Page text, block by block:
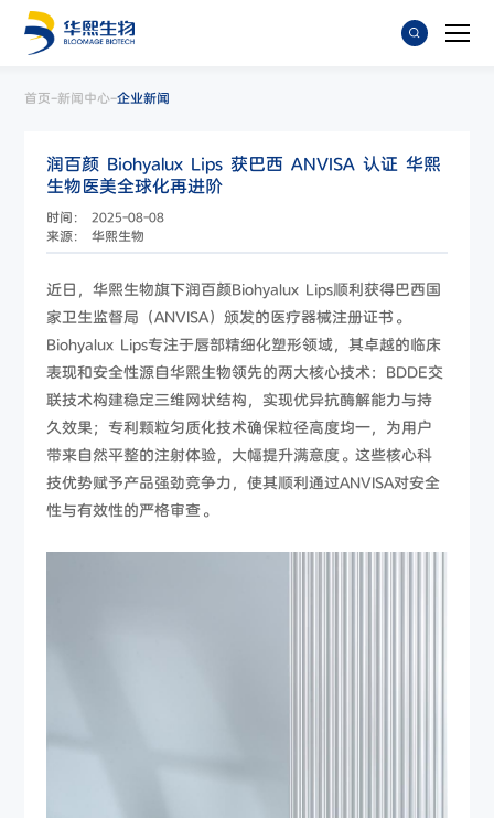
首页-新闻中心-企业新闻
润百颜 Biohyalux Lips 获巴西 ANVISA 认证 华熙
生物医美全球化再进阶
时间： 2025-08-08
来源： 华熙生物
近日，华熙生物旗下润百颜Biohyalux Lips顺利获得巴西国
家卫生监督局（ANVISA）颁发的医疗器械注册证书。
Biohyalux Lips专注于唇部精细化塑形领域，其卓越的临床
表现和安全性源自华熙生物领先的两大核心技术：BDDE交
联技术构建稳定三维网状结构，实现优异抗酶解能力与持
久效果；专利颗粒匀质化技术确保粒径高度均一，为用户
带来自然平整的注射体验，大幅提升满意度。这些核心科
技优势赋予产品强劲竞争力，使其顺利通过ANVISA对安全
性与有效性的严格审查。